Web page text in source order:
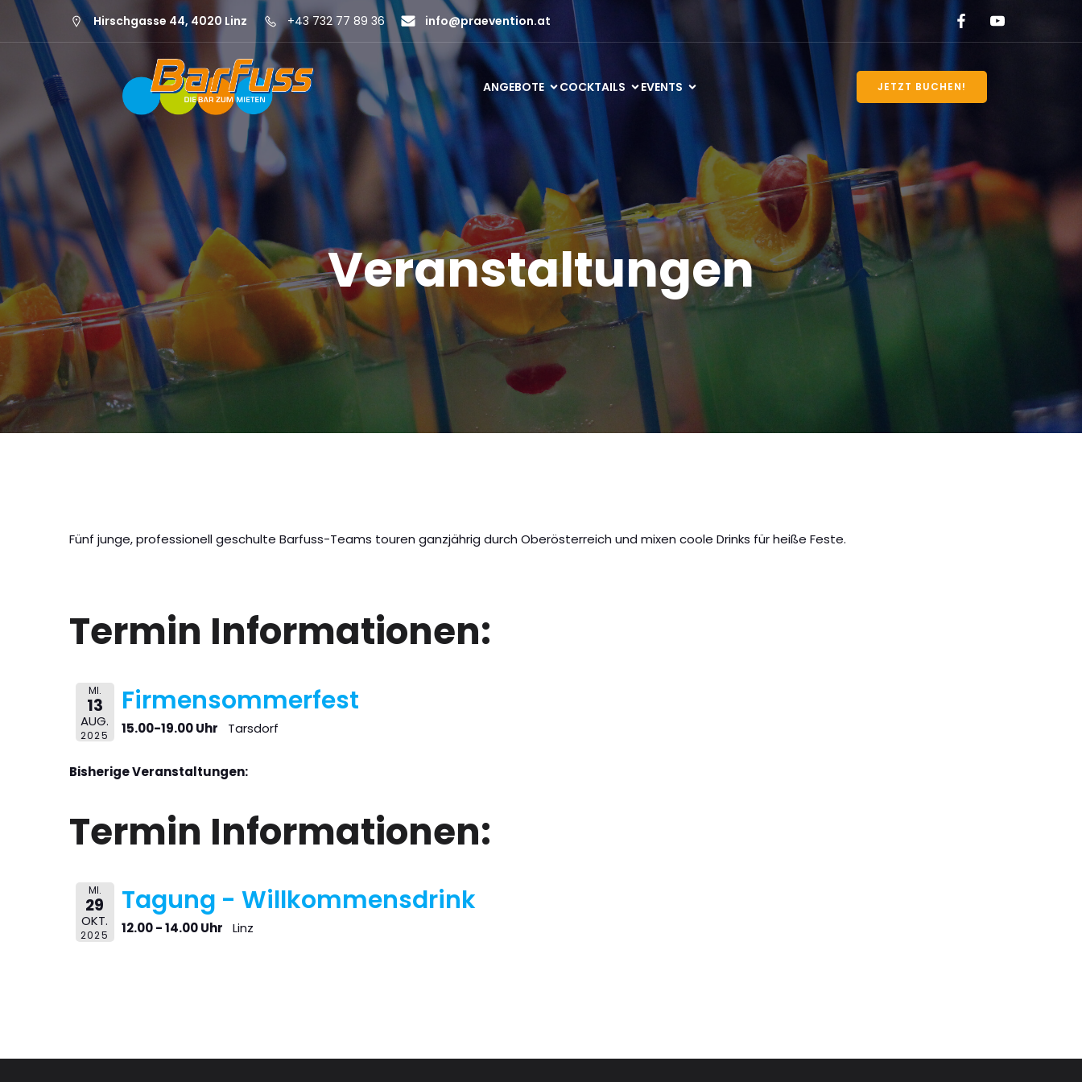
Hirschgasse 44, 4020 Linz +43 732 77 89 36 info@praevention.at
ANGEBOTE COCKTAILS EVENTS JETZT BUCHEN!
Veranstaltungen
Fünf junge, professionell geschulte Barfuss-Teams touren ganzjährig durch Oberösterreich und mixen coole Drinks für heiße Feste.
Termin Informationen:
MI.
13
AUG.
2025
Firmensommerfest
15.00-19.00 Uhr Tarsdorf
Bisherige Veranstaltungen:
Termin Informationen:
MI.
29
OKT.
2025
Tagung - Willkommensdrink
12.00 - 14.00 Uhr Linz